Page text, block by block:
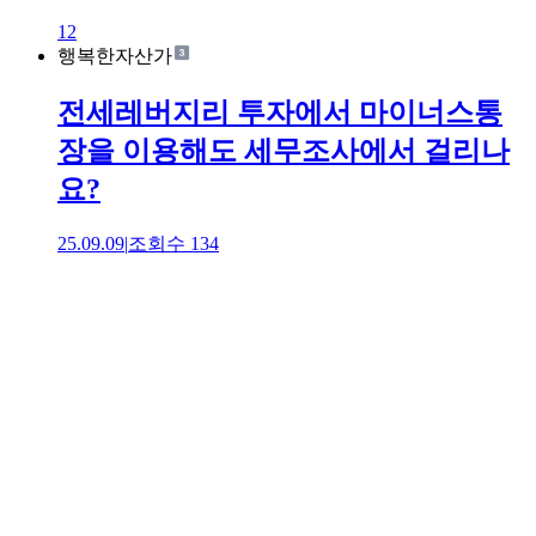
12
행복한자산가
전세레버지리 투자에서 마이너스통
장을 이용해도 세무조사에서 걸리나
요?
25.09.09|조회수 134